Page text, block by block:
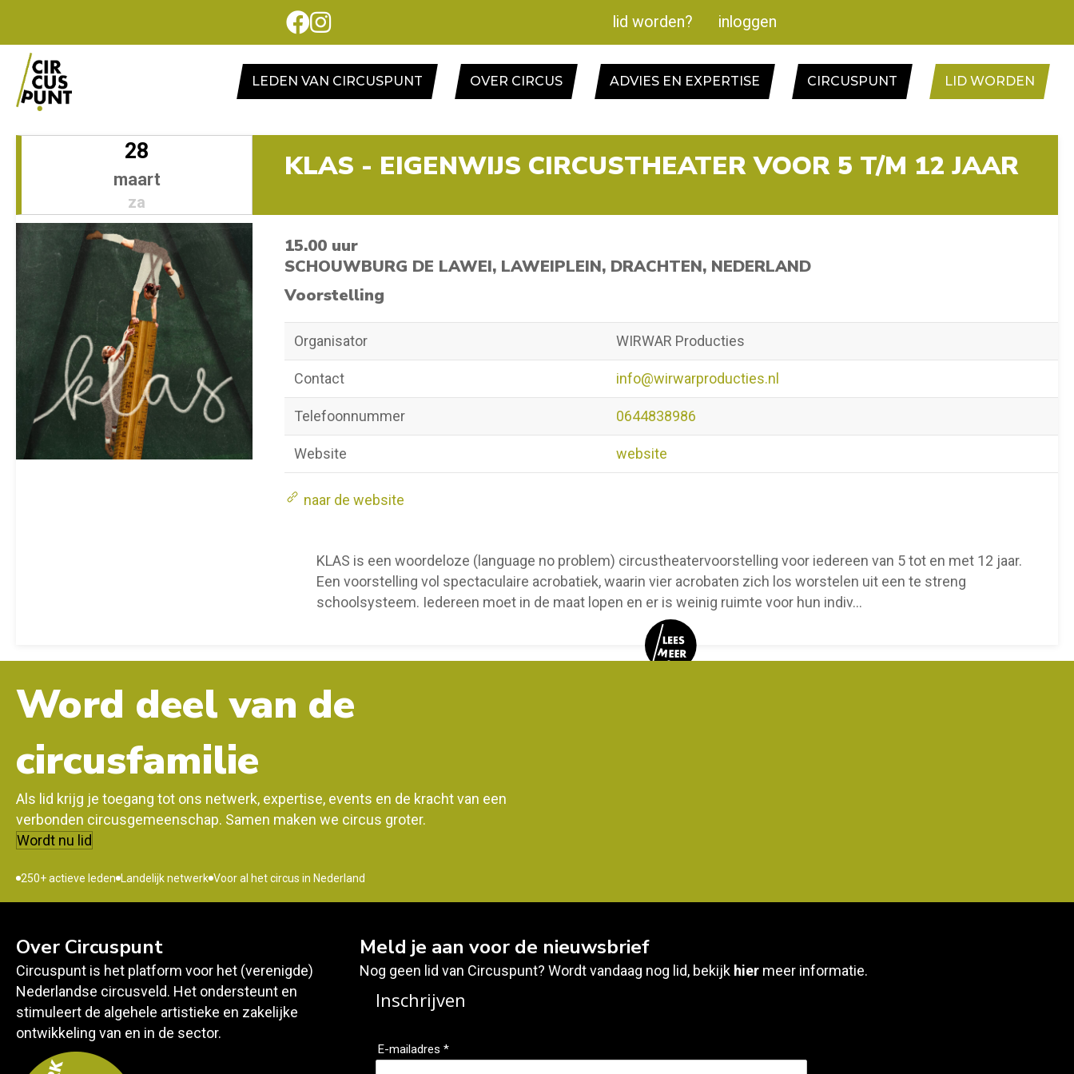
lid worden? inloggen
LEDEN VAN CIRCUSPUNT OVER CIRCUS ADVIES EN EXPERTISE CIRCUSPUNT LID WORDEN
28
maart
za
KLAS - EIGENWIJS CIRCUSTHEATER VOOR 5 T/M 12 JAAR
15.00 uur
SCHOUWBURG DE LAWEI, LAWEIPLEIN, DRACHTEN, NEDERLAND
Voorstelling
Organisator WIRWAR Producties
Contact info@wirwarproducties.nl
Telefoonnummer 0644838986
Website website
naar de website
KLAS is een woordeloze (language no problem) circustheatervoorstelling voor iedereen van 5 tot en met 12 jaar.
Een voorstelling vol spectaculaire acrobatiek, waarin vier acrobaten zich los worstelen uit een te streng
schoolsysteem. Iedereen moet in de maat lopen en er is weinig ruimte voor hun indiv...
Word deel van de
circusfamilie
Als lid krijg je toegang tot ons netwerk, expertise, events en de kracht van een
verbonden circusgemeenschap. Samen maken we circus groter.
Wordt nu lid
250+ actieve leden Landelijk netwerk Voor al het circus in Nederland
Over Circuspunt
Circuspunt is het platform voor het (verenigde)
Nederlandse circusveld. Het ondersteunt en
stimuleert de algehele artistieke en zakelijke
ontwikkeling van en in de sector.
Meld je aan voor de nieuwsbrief
Nog geen lid van Circuspunt? Wordt vandaag nog lid, bekijk hier meer informatie.
Inschrijven
E-mailadres *